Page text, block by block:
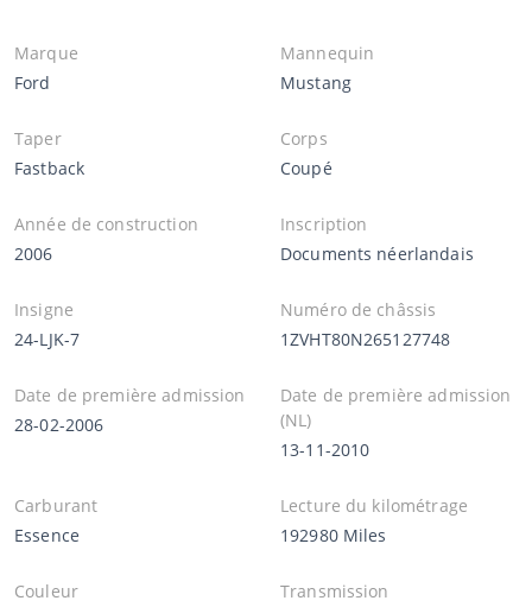
Marque
Ford
Mannequin
Mustang
Taper
Fastback
Corps
Coupé
Année de construction
2006
Inscription
Documents néerlandais
Insigne
24-LJK-7
Numéro de châssis
1ZVHT80N265127748
Date de première admission
28-02-2006
Date de première admission
(NL)
13-11-2010
Carburant
Essence
Lecture du kilométrage
192980 Miles
Couleur
Transmission